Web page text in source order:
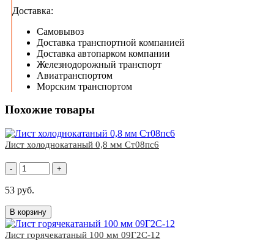
Доставка:
Самовывоз
Доставка транспортной компанией
Доставка автопарком компании
Железнодорожный транспорт
Авиатранспортом
Морским транспортом
Похожие товары
Лист холоднокатаный 0,8 мм Ст08пс6
- +
53 руб.
В корзину
Лист горячекатаный 100 мм 09Г2С-12